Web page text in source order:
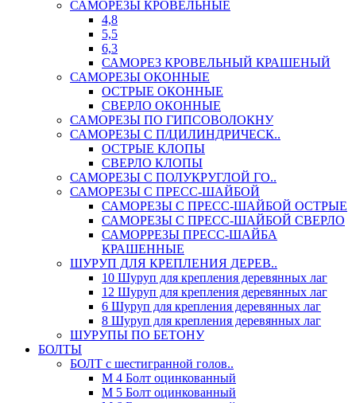
САМОРЕЗЫ КРОВЕЛЬНЫЕ
4,8
5,5
6,3
САМОРЕЗ КРОВЕЛЬНЫЙ КРАШЕНЫЙ
САМОРЕЗЫ ОКОННЫЕ
ОСТРЫЕ ОКОННЫЕ
СВЕРЛО ОКОННЫЕ
САМОРЕЗЫ ПО ГИПСОВОЛОКНУ
САМОРЕЗЫ С П/ЦИЛИНДРИЧЕСК..
ОСТРЫЕ КЛОПЫ
СВЕРЛО КЛОПЫ
САМОРЕЗЫ С ПОЛУКРУГЛОЙ ГО..
САМОРЕЗЫ С ПРЕСС-ШАЙБОЙ
САМОРЕЗЫ С ПРЕСС-ШАЙБОЙ ОСТРЫЕ
САМОРЕЗЫ С ПРЕСС-ШАЙБОЙ СВЕРЛО
САМОРРЕЗЫ ПРЕСС-ШАЙБА
КРАШЕННЫЕ
ШУРУП ДЛЯ КРЕПЛЕНИЯ ДЕРЕВ..
10 Шуруп для крепления деревянных лаг
12 Шуруп для крепления деревянных лаг
6 Шуруп для крепления деревянных лаг
8 Шуруп для крепления деревянных лаг
ШУРУПЫ ПО БЕТОНУ
БОЛТЫ
БОЛТ с шестигранной голов..
М 4 Болт оцинкованный
М 5 Болт оцинкованный